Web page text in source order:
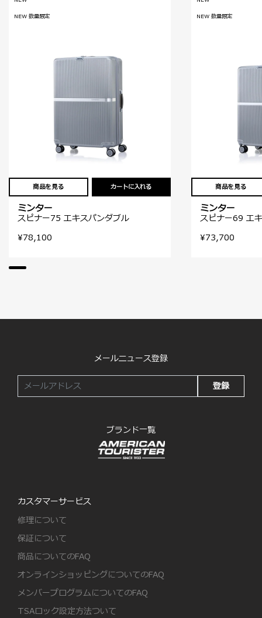
商品を見る カートに入れる
NEW 数量限定
ミンター
スピナー75 エキスパンダブル
¥78,100
商品を見る
NEW 数量限定
ミンター
スピナー69 エ
¥73,700
メールニュース登録
登録
ブランド一覧
カスタマーサービス
修理について
保証について
商品についてのFAQ
オンラインショッピングについてのFAQ
メンバープログラムについてのFAQ
TSAロック設定方法ついて